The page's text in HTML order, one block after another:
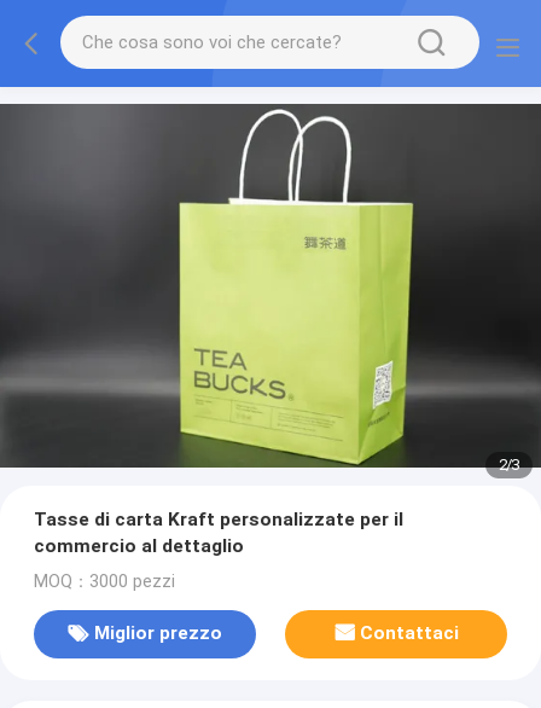
2/3
Tasse di carta Kraft personalizzate per il
commercio al dettaglio
MOQ：3000 pezzi
Miglior prezzo Contattaci